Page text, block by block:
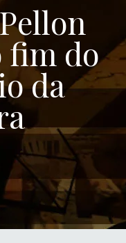
fim do
da